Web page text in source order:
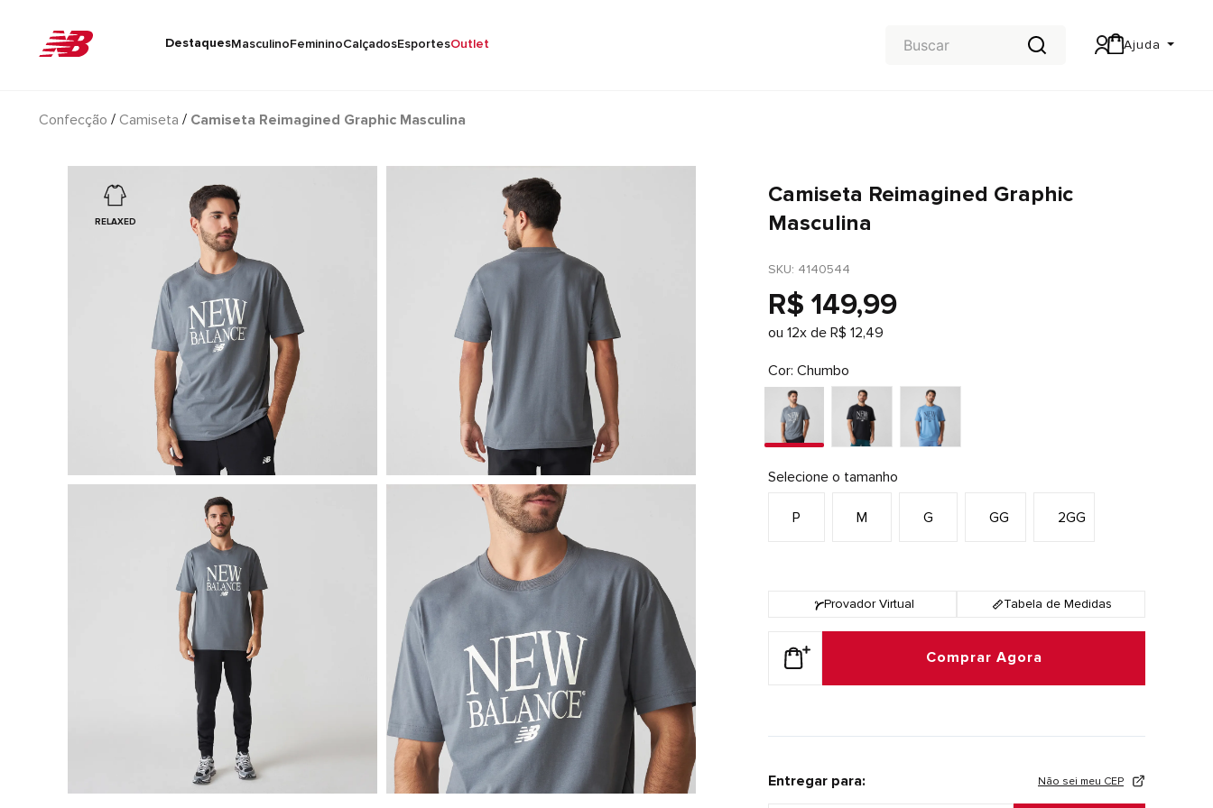
DestaquesMasculinoFemininoCalçadosEsportesOutlet Ajuda
Confecção Camiseta Camiseta Reimagined Graphic Masculina
RELAXED
Camiseta Reimagined Graphic
Masculina
SKU: 4140544
R$ 149,99
ou12x deR$ 12,49
Cor Chumbo
Selecione o tamanho
2GG
G GG
M
P
Provador Virtual Tabela de Medidas
Comprar Agora
Entregar para: Não sei meu CEP